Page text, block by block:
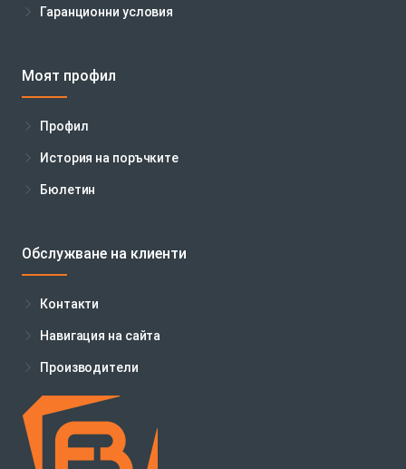
Гаранционни условия
Моят профил
Профил
История на поръчките
Бюлетин
Обслужване на клиенти
Контакти
Навигация на сайта
Производители